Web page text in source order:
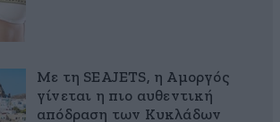
Με τη SEAJETS, η Αμοργός
γίνεται η πιο αυθεντική
απόδραση των Κυκλάδων